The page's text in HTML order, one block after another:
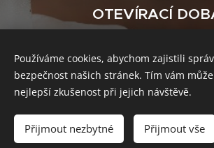
OTEVÍRACÍ
Po: 11:00 -
Út: 11:00 -
11:00 -
Používáme cookies, abychom zajistili
bezpečnost našich stránek. Tím vám
nejlepší zkušenost při jejich návštěvě.
Přijmout nezbytné Přijmout vše